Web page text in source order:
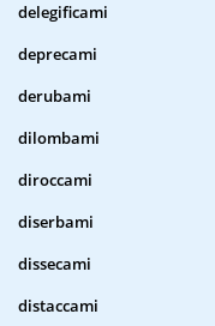
delegificami
deprecami
derubami
dilombami
diroccami
diserbami
dissecami
distaccami